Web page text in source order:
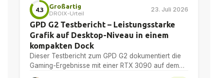
4.3
Großartig
DROIX-Urteil
23. Juli 2026
GPD G2 Testbericht – Leistungsstarke
Grafik auf Desktop-Niveau in einem
kompakten Dock
Dieser Testbericht zum GPD G2 dokumentiert die
Gaming-Ergebnisse mit einer RTX 3090 auf dem
GPD BOX und dem GPD WIN 5 und bietet zudem...